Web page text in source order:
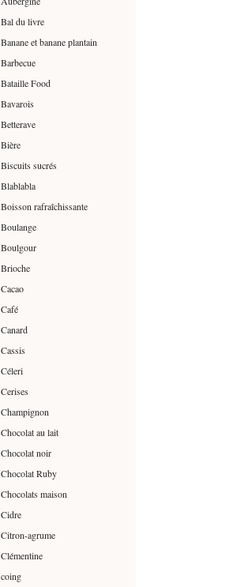
Bal du livre
Banane et banane plantain
Barbecue
Bataille Food
Bavarois
Betterave
Bière
Biscuits sucrés
Blablabla
Boisson rafraîchissante
Boulange
Boulgour
Brioche
Cacao
Café
Canard
Cassis
Céleri
Cerises
Champignon
Chocolat au lait
Chocolat noir
Chocolat Ruby
Chocolats maison
Cidre
Citron-agrume
Clémentine
coing